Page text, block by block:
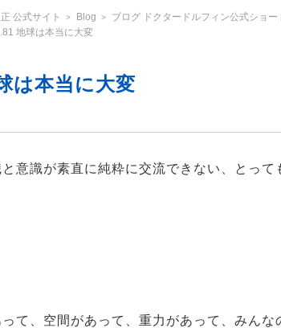
公式サイト > Blog >
ブログ ドクタードルフィン公式ショ
地球は本当に大変
は本当に大変
意識が素直に純粋に交流できない、とって
て、空間があって、重力があって、みんな